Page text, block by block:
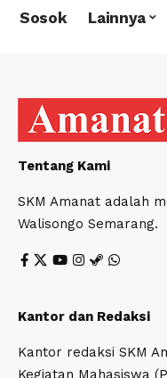
Sosok Lainnya
Tentang Kami
SKM Amanat adalah
Walisongo Semarang.
Kantor dan Redaksi
Kantor redaksi SKM
Kegiatan Mahasiswa